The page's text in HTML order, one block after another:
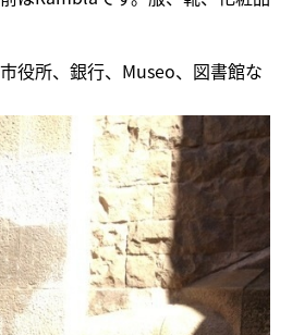
役所、銀行、Museo、図書館な